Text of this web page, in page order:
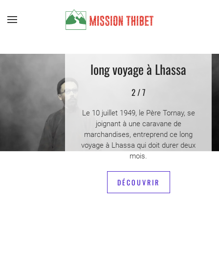
Skip to main content
long voyage à Lhassa
2 / 7
Le 10 juillet 1949, le Père Tornay, se
joignant à une caravane de
marchandises, entreprend ce long
voyage à Lhassa qui doit durer deux
mois.
DÉCOUVRIR